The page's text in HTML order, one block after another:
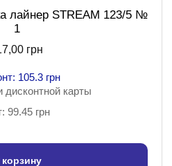
лайнер STREAM 123/5 №
1
грн
105.3 грн
дисконтной карты
99.45 грн